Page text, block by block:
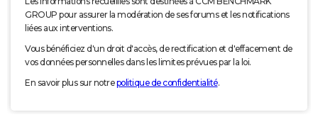
GROUP pour assurer la modération de ses forums et les notifications
liées aux interventions.
Vous bénéficiez d'un droit d'accès, de rectification et d'effacement de
vos données personnelles dans les limites prévues par la loi.
En savoir plus sur notrepolitique de confidentialité.